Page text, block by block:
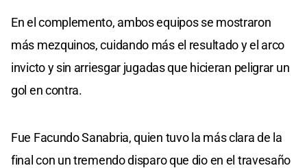
En el complemento, ambos equipos se mostraron
más mezquinos, cuidando más el resultado y el arco
invicto y sin arriesgar jugadas que hicieran peligrar un
gol en contra.
Fue Facundo Sanabria, quien tuvo la más clara de la
final con un tremendo disparo que dio en el travesaño